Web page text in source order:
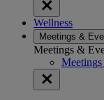
Wellness
Meetings &
Meetings &